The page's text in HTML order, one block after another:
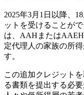
2025年3月1日以降、
ットを受けることが
は、AAHまたは
定代理人の家族の所
す。
この追加クレジット
る書類を提出する必